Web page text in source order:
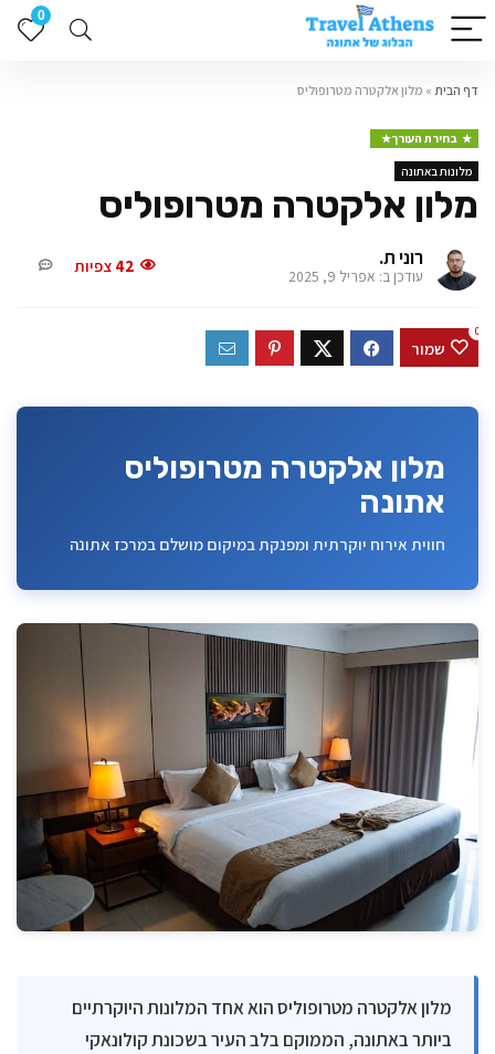
0
דף הבית » מלון אלקטרה מטרופוליס
בחירת העורך
מלונות באתונה
מלון אלקטרה מטרופוליס
רוני ת.
עודכן ב: אפריל 9, 2025 42 צפיות
שמור
0
מלון אלקטרה מטרופוליס אתונה הוא מהמלונות היוקרתיים ביותר
ביוון, המציע חוויית אירוח מפוארת במיקום מרכזי מושלם עם נוף
מרהיב לאקרופוליס.
מלון אלקטרה מטרופוליס
אתונה
חווית אירוח יוקרתית ומפנקת במיקום מושלם במרכז אתונה
מלון אלקטרה מטרופוליס הוא אחד המלונות היוקרתיים
ביותר באתונה, הממוקם בלב העיר בשכונת קולונאקי